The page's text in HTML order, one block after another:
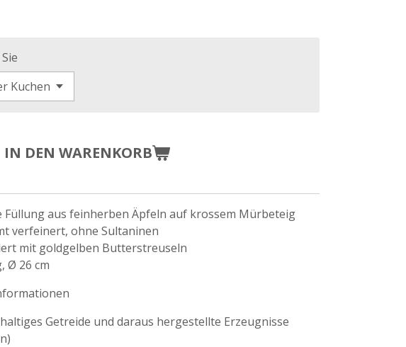
IN DEN WARENKORB
Füllung aus feinherben Äpfeln auf krossem Mürbeteig
verfeinert, ohne Sultaninen
mit goldgelben Butterstreuseln
Ø 26 cm
Getreide und daraus hergestellte Erzeugnisse